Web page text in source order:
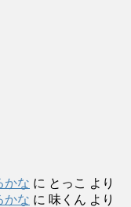
かな に とっこ より
かな に 味くん より